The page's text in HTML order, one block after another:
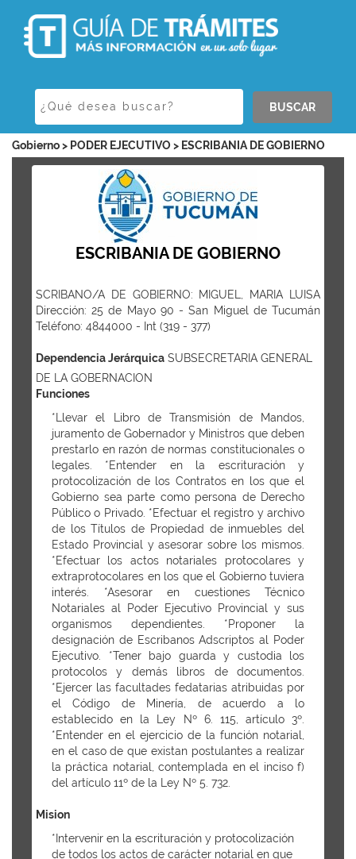
BUSCAR
Gobierno > PODER EJECUTIVO > ESCRIBANIA DE GOBIERNO
ESCRIBANIA DE GOBIERNO
SCRIBANO/A DE GOBIERNO: MIGUEL, MARIA LUISA
Dirección: 25 de Mayo 90 - San Miguel de Tucumán
Teléfono: 4844000 - Int (319 - 377)
Dependencia Jerárquica SUBSECRETARIA GENERAL
DE LA GOBERNACION
Funciones
*Llevar el Libro de Transmisión de Mandos,
juramento de Gobernador y Ministros que deben
prestarlo en razón de normas constitucionales o
legales. *Entender en la escrituración y
protocolización de los Contratos en los que el
Gobierno sea parte como persona de Derecho
Público o Privado. *Efectuar el registro y archivo
de los Títulos de Propiedad de inmuebles del
Estado Provincial y asesorar sobre los mismos.
*Efectuar los actos notariales protocolares y
extraprotocolares en los que el Gobierno tuviera
interés. *Asesorar en cuestiones Técnico
Notariales al Poder Ejecutivo Provincial y sus
organismos dependientes. *Proponer la
designación de Escribanos Adscriptos al Poder
Ejecutivo. *Tener bajo guarda y custodia los
protocolos y demás libros de documentos.
*Ejercer las facultades fedatarias atribuidas por
el Código de Minería, de acuerdo a lo
establecido en la Ley Nº 6. 115, artículo 3º.
*Entender en el ejercicio de la función notarial,
en el caso de que existan postulantes a realizar
la práctica notarial, contemplada en el inciso f)
del artículo 11º de la Ley Nº 5. 732.
Mision
*Intervenir en la escrituración y protocolización
de todos los actos de carácter notarial en que